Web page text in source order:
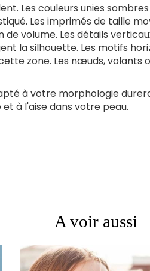
Les couleurs unies
Les imprimés de taille
volume. Les détails
la silhouette. Les motifs
zone. Les nœuds, volants
à votre morphologie
à l'aise dans votre peau.
A voir aussi